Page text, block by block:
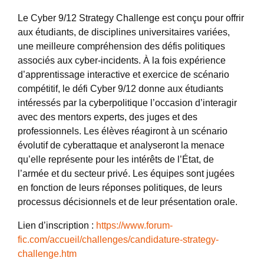
Le Cyber 9/12 Strategy Challenge est conçu pour offrir
aux étudiants, de disciplines universitaires variées,
une meilleure compréhension des défis politiques
associés aux cyber-incidents. À la fois expérience
d’apprentissage interactive et exercice de scénario
compétitif, le défi Cyber 9/12 donne aux étudiants
intéressés par la cyberpolitique l’occasion d’interagir
avec des mentors experts, des juges et des
professionnels. Les élèves réagiront à un scénario
évolutif de cyberattaque et analyseront la menace
qu’elle représente pour les intérêts de l’État, de
l’armée et du secteur privé. Les équipes sont jugées
en fonction de leurs réponses politiques, de leurs
processus décisionnels et de leur présentation orale.
Lien d’inscription : https://www.forum-
fic.com/accueil/challenges/candidature-strategy-
challenge.htm